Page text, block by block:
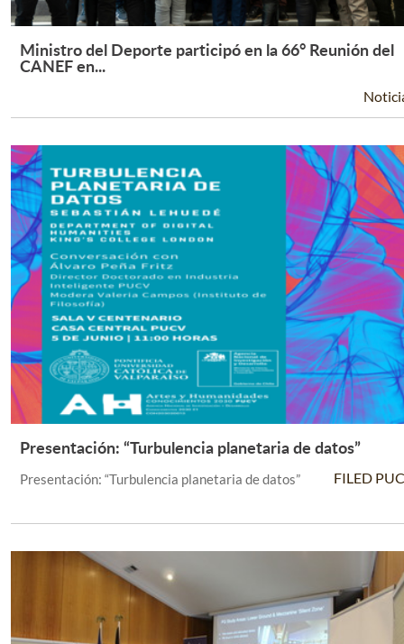
Leer Más +
Ministro del Deporte participó en la 66° Reunión del
CANEF en...
Leer Más +
Presentación: “Turbulencia planetaria de datos”
Presentación: “Turbulencia planetaria de datos” FILED